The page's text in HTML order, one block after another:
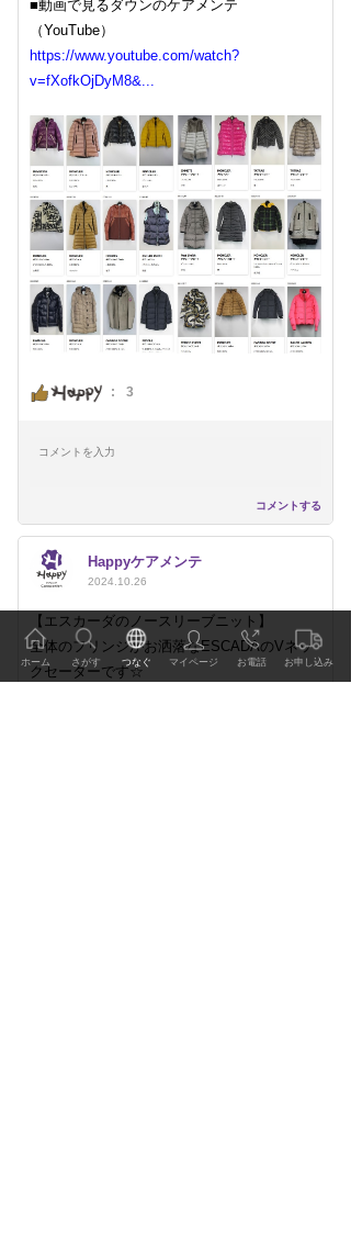
■動画で見るダウンのケアメンテ
（YouTube）
https://www.youtube.com/watch?
v=fXofkOjDyM8&...
: 3
コメントする
Happyケアメンテ
2024.10.26
【エスカーダのノースリーブニット】
全体のフリンジがお洒落なESCADAのVネッ
クセーターです☆
ホーム さがす つなぐ マイページ お電話 お申し込み